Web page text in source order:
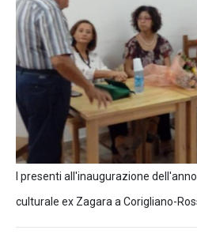
I presenti all'inaugurazione
culturale ex Zagara a Corigliano-